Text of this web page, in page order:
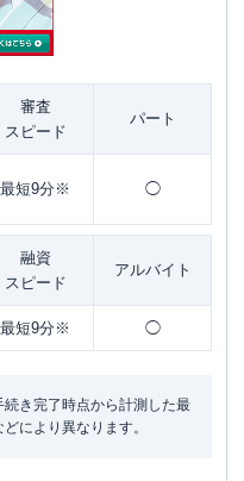
審査
スピード
パート
最短9分※ ◯
融資
スピード
アルバイト
最短9分※ ◯
き完了時点から計測した最
により異なります。